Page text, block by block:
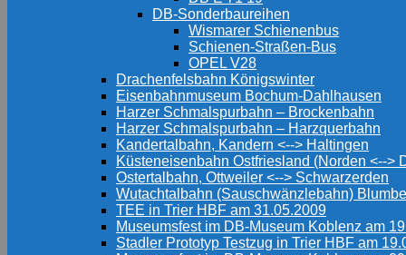
DB-Sonderbaureihen
Wismarer Schienenbus
Schienen-Straßen-Bus
OPEL V28
Drachenfelsbahn Königswinter
Eisenbahnmuseum Bochum-Dahlhausen
Harzer Schmalspurbahn – Brockenbahn
Harzer Schmalspurbahn – Harzquerbahn
Kandertalbahn, Kandern <--> Haltingen
Küsteneisenbahn Ostfriesland (Norden <-->
Ostertalbahn, Ottweiler <--> Schwarzerden
Wutachtalbahn (Sauschwänzlebahn)
TEE in Trier HBF am 31.05.2009
Museumsfest im DB-Museum Koblenz am
Stadler Prototyp Testzug in Trier HBF am